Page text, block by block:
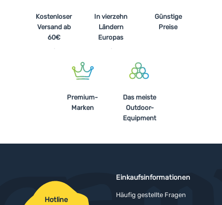
Kostenloser
Versand ab
60€
In vierzehn
Ländern
Europas
Günstige
Preise
Premium-
Marken
Das meiste
Outdoor-
Equipment
Einkaufsinformationen
Häufig gestellte Fragen
Hotline